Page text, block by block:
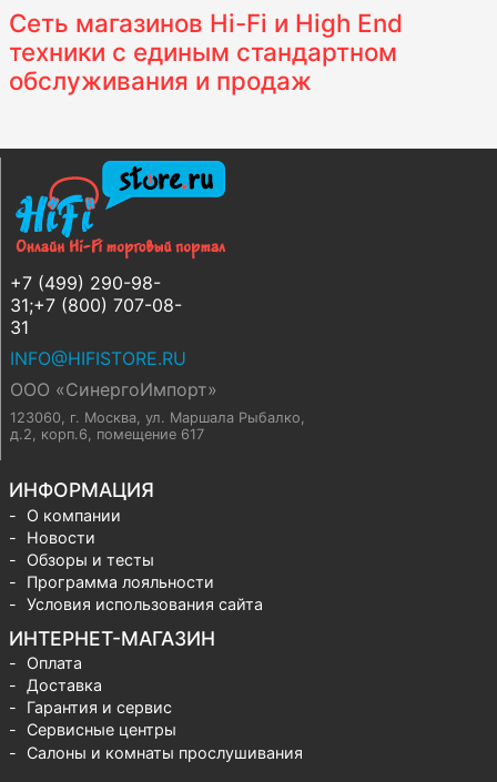
Сеть магазинов Hi-Fi и High End
техники с единым стандартном
обслуживания и продаж
+7 (499) 290-98-
31;+7 (800) 707-08-
31
INFO@HIFISTORE.RU
ООО «СинергоИмпорт»
123060, г. Москва, ул. Маршала Рыбалко,
д.2, корп.6, помещение 617
ИНФОРМАЦИЯ
О компании
Новости
Обзоры и тесты
Программа лояльности
Условия использования сайта
ИНТЕРНЕТ-МАГАЗИН
Оплата
Доставка
Гарантия и сервис
Сервисные центры
Салоны и комнаты прослушивания